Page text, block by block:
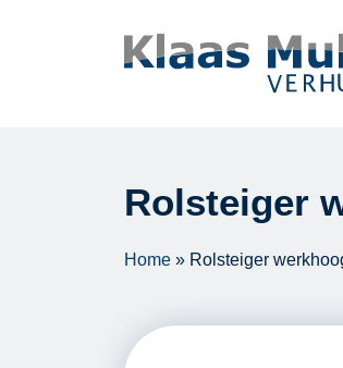
Rolsteiger
Home » Rolsteiger